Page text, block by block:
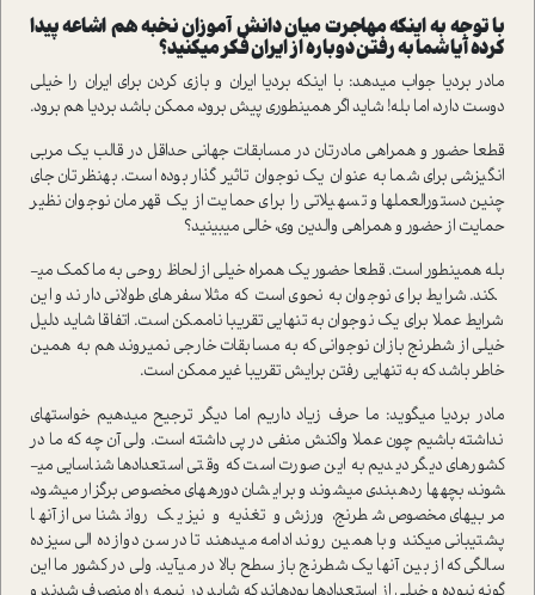
با توجه به این­که مهاجرت میان دانش ­آموزان نخبه هم اشاعه پیدا
کرده آیا شما به رفتن دوباره از ایران فکر می­کنید؟
مادر بردیا جواب می­دهد: با اینکه بردیا ایران و بازی کردن برای ایران را خیلی
دوست دارد، اما بله! شاید اگر همین­طوری پیش برود، ممکن باشد بردیا هم برود.
قطعا حضور و همراهی مادرتان در مسابقات جهانی حداقل در قالب یک مربی
انگیزشی برای شما به عنوان یک نوجوان تاثیر گذار بوده است. به­نظرتان جای
چنین دستورالعمل­ها و تسهیلاتی را برای حمایت از یک قهرمان نوجوان نظیر
حمایت از حضور و همراهی والدین وی، خالی می­بینید؟
بله همینطور است. قطعا حضور یک همراه خیلی از لحاظ روحی به ما کمک می­
کند. شرایط برای نوجوان به نحوی است که مثلا سفرهای طولانی دارند و این
شرایط عملا برای یک نوجوان به تنهایی تقریبا ناممکن است. اتفاقا شاید دلیل
خیلی از شطرنج بازان نوجوانی که به مسابقات خارجی نمی­روند هم به همین
خاطر باشد که به تنهایی رفتن برایش تقریبا غیر ممکن است.
مادر بردیا می­گوید: ما حرف زیاد داریم اما دیگر ترجیح می­دهیم خواسته­ای
نداشته باشیم چون عملا واکنش منفی در پی داشته است. ولی آن چه که ما در
کشورهای دیگر دیدیم به این صورت است که وقتی استعدادها شناسایی می­
شوند، بچه­ها رده­بندی می­شوند و برایشان دوره­های مخصوص برگزار می­شود،
مربی­های مخصوص شطرنج، ورزش و تغذیه و نیز یک روانشناس از آن­ها
پشتیبانی می­کند و با همین روند ادامه می­دهند تا در سن دوازده الی سیزده
سالگی که از بین آن­ها یک شطرنج باز سطح بالا در می­آید. ولی در کشور ما این